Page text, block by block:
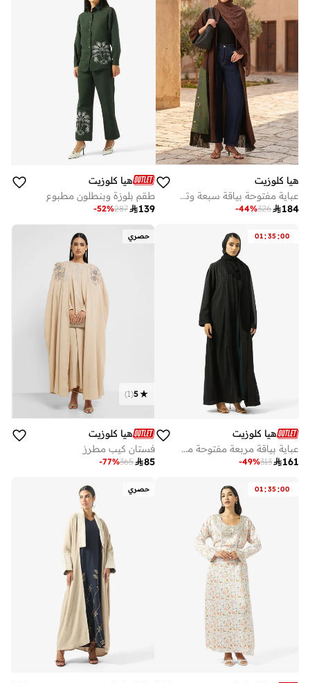
هيا كلوزيت
عباية مفتوحة بياقة سبعة وتفاصيل سحاب
184
326
-44%
هيا كلوزيت
طقم بلوزة وبنطلون مطبوع
139
287
-52%
01:35:00
هيا كلوزيت
عباية بياقة مربعة مفتوحة من الأمام بتفاصيل دانتيل
161
313
-49%
حصري
5
(
1
)
هيا كلوزيت
فستان كيب مطرز
85
365
-77%
01:35:00 حصري